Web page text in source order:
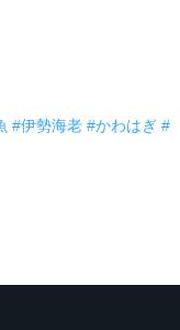
#伊勢海老 #かわはぎ #